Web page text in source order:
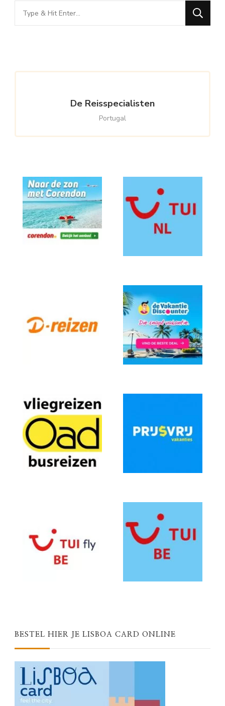
Looking
for
De Reisspecialisten
Portugal
BESTEL HIER JE LISBOA CARD ONLINE